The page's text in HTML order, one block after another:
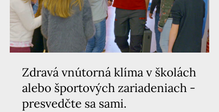
Zdravá vnútorná klíma v školách
alebo športových zariadeniach -
presvedčte sa sami.